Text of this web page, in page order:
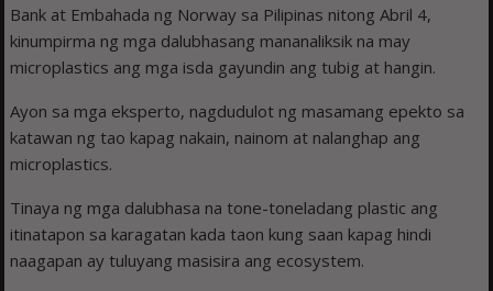
Bank at Embahada ng Norway sa Pilipinas nitong Abril 4,
kinumpirma ng mga dalubhasang mananaliksik na may
microplastics ang mga isda gayundin ang tubig at hangin.
Ayon sa mga eksperto, nagdudulot ng masamang epekto sa
katawan ng tao kapag nakain, nainom at nalanghap ang
microplastics.
Tinaya ng mga dalubhasa na tone-toneladang plastic ang
itinatapon sa karagatan kada taon kung saan kapag hindi
naagapan ay tuluyang masisira ang ecosystem.